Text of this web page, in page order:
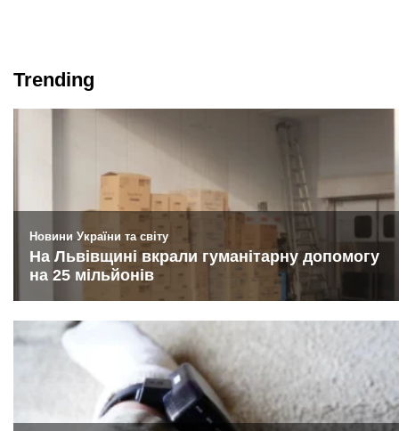
Trending